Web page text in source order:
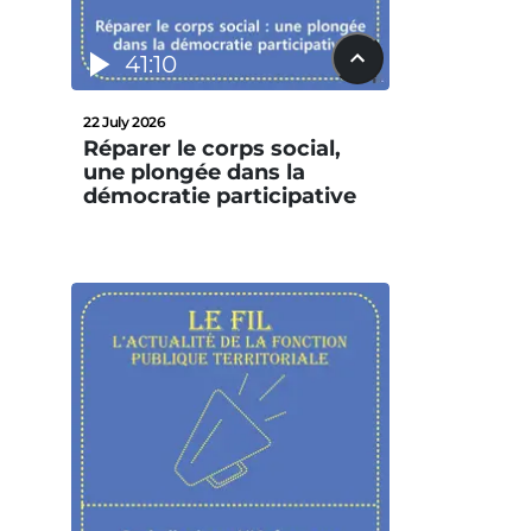
41:10
22 July 2026
Réparer le corps social,
une plongée dans la
démocratie participative